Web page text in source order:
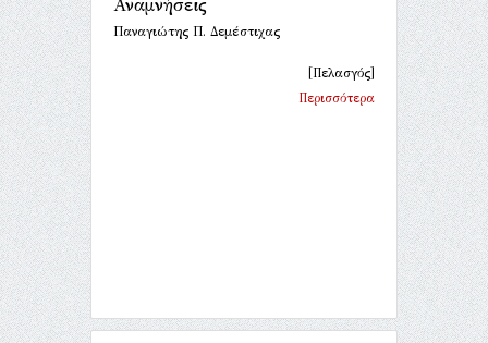
Αναμνήσεις
Παναγιώτης Π. Δεμέστιχας
[Πελασγός]
Περισσότερα